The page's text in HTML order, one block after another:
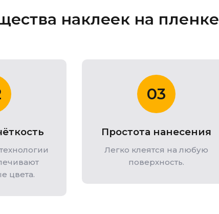
наклеек на пленке
цвета.
03
Простота нанесения
Легко клеятся на любую
поверхность.